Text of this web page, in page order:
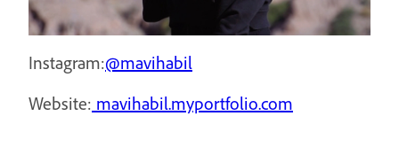
Instagram:@mavihabil
Website: mavihabil.myportfolio.com